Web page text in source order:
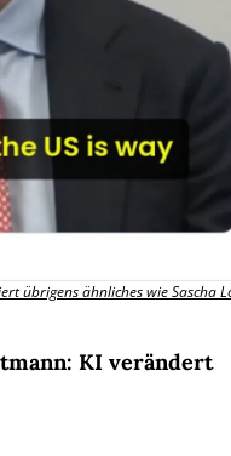
übrigens ähnliches wie Sascha
KI verändert